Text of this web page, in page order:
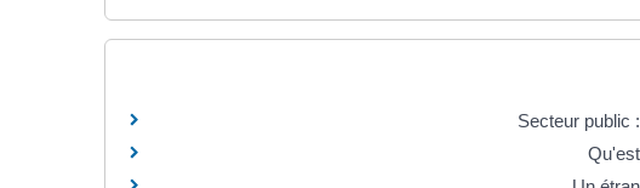
Secteur public